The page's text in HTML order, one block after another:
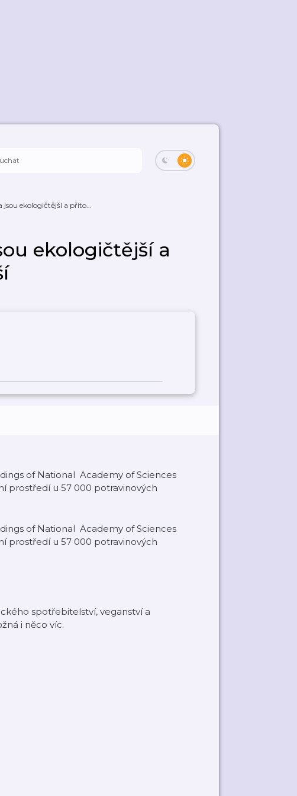
jsou ekologičtější a přito...
ekologičtější a
of National Academy of Sciences
prostředí u 57 000 potravinových
of National Academy of Sciences
prostředí u 57 000 potravinových
spotřebitelství, veganství a
i něco víc.